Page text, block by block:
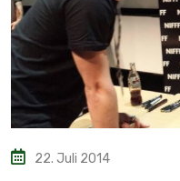
22. Juli 2014